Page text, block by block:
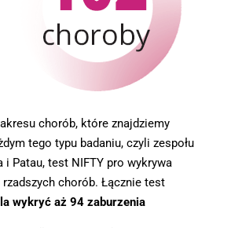
chorób, które znajdziemy
tego typu badaniu, czyli zespołu
i Patau, test NIFTY pro wykrywa
chorób. Łącznie test
wykryć aż 94 zaburzenia